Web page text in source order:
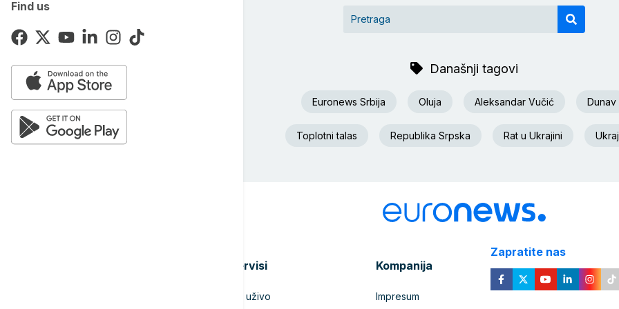
Find us
Današnji tagovi
Euronews Srbija Oluja Aleksandar Vučić Dunav
Toplotni talas Republika Srpska Rat u Ukrajini
Servisi
TV uživo
Kompanija
Impresum
Zapratite nas